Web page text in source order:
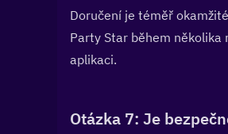
Doručení je téměř
Party Star během
aplikaci.
Otázka 7: Je